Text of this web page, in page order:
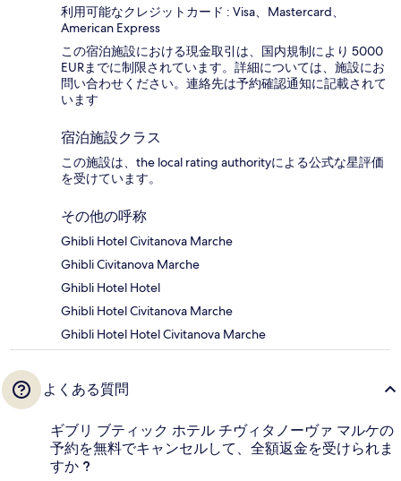
利用可能なクレジットカード : Visa、Mastercard、
American Express
この宿泊施設における現金取引は、国内規制により 5000
EURまでに制限されています。詳細については、施設にお
問い合わせください。連絡先は予約確認通知に記載されて
います
宿泊施設クラス
この施設は、the local rating authorityによる公式な星評価
を受けています。
その他の呼称
Ghibli Hotel Civitanova Marche
Ghibli Civitanova Marche
Ghibli Hotel Hotel
Ghibli Hotel Civitanova Marche
Ghibli Hotel Hotel Civitanova Marche
よくある質問
ギブリ ブティック ホテル チヴィタノーヴァ マルケの
予約を無料でキャンセルして、全額返金を受けられま
すか ?